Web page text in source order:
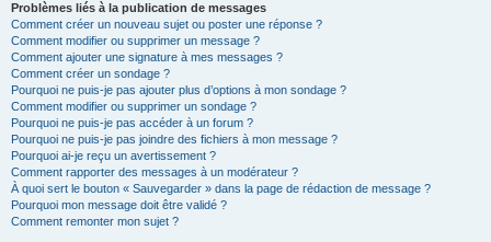
Problèmes liés à la publication de messages
Comment créer un nouveau sujet ou poster une réponse ?
Comment modifier ou supprimer un message ?
Comment ajouter une signature à mes messages ?
Comment créer un sondage ?
Pourquoi ne puis-je pas ajouter plus d’options à mon sondage ?
Comment modifier ou supprimer un sondage ?
Pourquoi ne puis-je pas accéder à un forum ?
Pourquoi ne puis-je pas joindre des fichiers à mon message ?
Pourquoi ai-je reçu un avertissement ?
Comment rapporter des messages à un modérateur ?
À quoi sert le bouton « Sauvegarder » dans la page de rédaction de message ?
Pourquoi mon message doit être validé ?
Comment remonter mon sujet ?